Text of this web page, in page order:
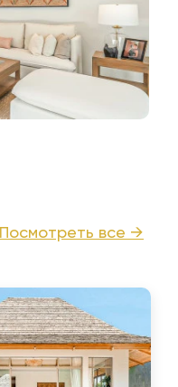
Посмотреть все →